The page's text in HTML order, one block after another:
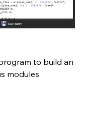
to build an
modules